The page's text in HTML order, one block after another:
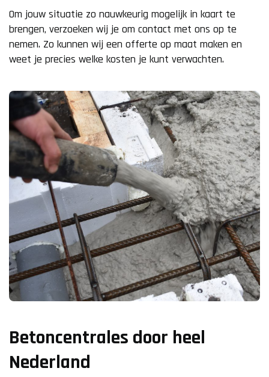
Om jouw situatie zo nauwkeurig mogelijk in kaart te
brengen, verzoeken wij je om contact met ons op te
nemen. Zo kunnen wij een offerte op maat maken en
weet je precies welke kosten je kunt verwachten.
Betoncentrales door heel
Nederland